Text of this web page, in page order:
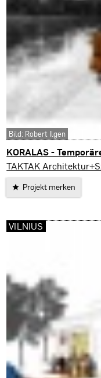
KORALAS -
Vilnius
TAKTAK
Projekt merken
Bild: Robert Ilgen
VILNIUS